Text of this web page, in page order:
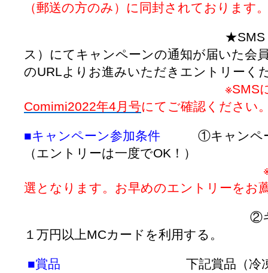
（郵送の方のみ）に同封されております
★SMS
ス）にてキャンペーンの通知が届いた会
のURLよりお進みいただきエントリーく
※SMSについての
Comimi2022年4月号にてご確認ください
■キャンペーン参加条件 ①キャンペー
（エントリーは一度でOK！）
選となります。お早めのエントリーをお
②キャンペーン
１万円以上MCカードを利用する。
■賞品 下記賞品（冷凍餃子）